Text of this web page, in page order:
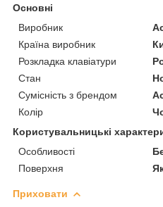
Основні
Виробник
Країна виробник
Розкладка клавіатури
Стан
Сумісність з брендом
Колір
Користувальницькі
Особливості
Поверхня
Приховати